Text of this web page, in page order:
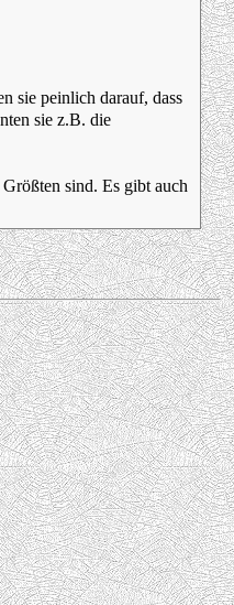
sie peinlich darauf, dass
sie z.B. die
sind. Es gibt auch